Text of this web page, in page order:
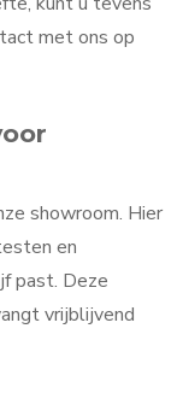
met ons op
showroom. Hier
en
past. Deze
vrijblijvend